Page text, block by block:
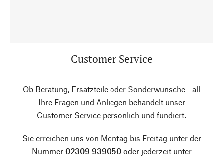
Customer Service
Ob Beratung, Ersatzteile oder Sonderwünsche - all
Ihre Fragen und Anliegen behandelt unser
Customer Service persönlich und fundiert.
Sie erreichen uns von Montag bis Freitag unter der
Nummer 02309 939050oder jederzeit unter